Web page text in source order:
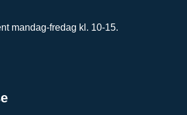
mandag-fredag kl. 10-15.